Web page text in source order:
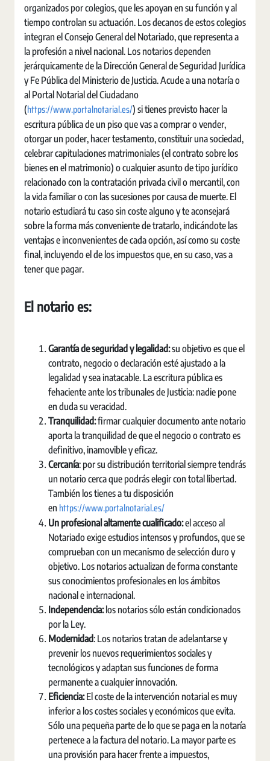
organizados por colegios, que les apoyan en su función y al
tiempo controlan su actuación. Los decanos de estos colegios
integran el Consejo General del Notariado, que representa a
la profesión a nivel nacional. Los notarios dependen
jerárquicamente de la Dirección General de Seguridad Jurídica
y Fe Pública del Ministerio de Justicia. Acude a una notaría o
al Portal Notarial del Ciudadano
(https://www.portalnotarial.es/) si tienes previsto hacer la
escritura pública de un piso que vas a comprar o vender,
otorgar un poder, hacer testamento, constituir una sociedad,
celebrar capitulaciones matrimoniales (el contrato sobre los
bienes en el matrimonio) o cualquier asunto de tipo jurídico
relacionado con la contratación privada civil o mercantil, con
la vida familiar o con las sucesiones por causa de muerte. El
notario estudiará tu caso sin coste alguno y te aconsejará
sobre la forma más conveniente de tratarlo, indicándote las
ventajas e inconvenientes de cada opción, así como su coste
final, incluyendo el de los impuestos que, en su caso, vas a
tener que pagar.
El notario es:
Garantía de seguridad y legalidad:su objetivo es que el
contrato, negocio o declaración esté ajustado a la
legalidad y sea inatacable. La escritura pública es
fehaciente ante los tribunales de Justicia: nadie pone
en duda su veracidad.
Tranquilidad:firmar cualquier documento ante notario
aporta la tranquilidad de que el negocio o contrato es
definitivo, inamovible y eficaz.
Cercanía: por su distribución territorial siempre tendrás
un notario cerca que podrás elegir con total libertad.
También los tienes a tu disposición
en https://www.portalnotarial.es/
Un profesional altamente cualificado:el acceso al
Notariado exige estudios intensos y profundos, que se
comprueban con un mecanismo de selección duro y
objetivo. Los notarios actualizan de forma constante
sus conocimientos profesionales en los ámbitos
nacional e internacional.
Independencia: los notarios sólo están condicionados
por la Ley.
Modernidad: Los notarios tratan de adelantarse y
prevenir los nuevos requerimientos sociales y
tecnológicos y adaptan sus funciones de forma
permanente a cualquier innovación.
Eficiencia:El coste de la intervención notarial es muy
inferior a los costes sociales y económicos que evita.
Sólo una pequeña parte de lo que se paga en la notaría
pertenece a la factura del notario. La mayor parte es
una provisión para hacer frente a impuestos,